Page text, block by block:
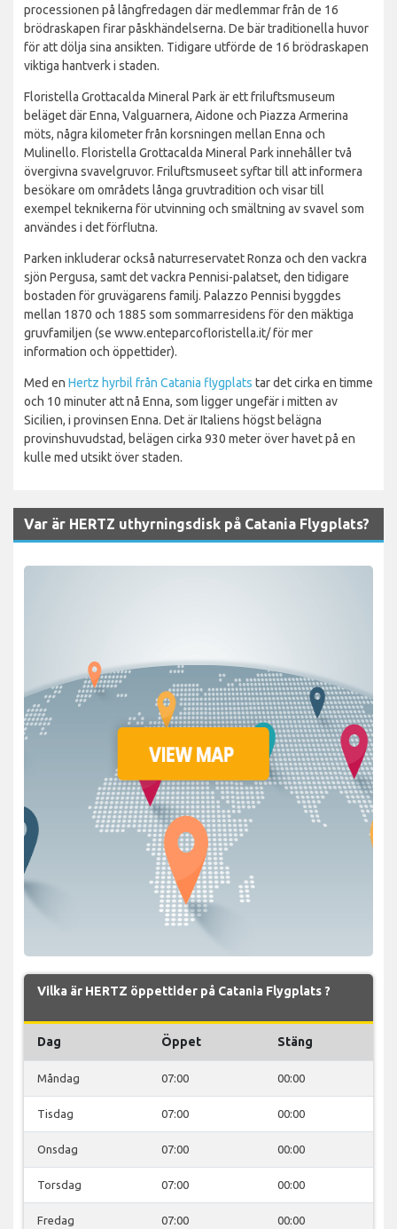
processionen på långfredagen där medlemmar från de 16
brödraskapen firar påskhändelserna. De bär traditionella huvor
för att dölja sina ansikten. Tidigare utförde de 16 brödraskapen
viktiga hantverk i staden.
Floristella Grottacalda Mineral Park är ett friluftsmuseum
beläget där Enna, Valguarnera, Aidone och Piazza Armerina
möts, några kilometer från korsningen mellan Enna och
Mulinello. Floristella Grottacalda Mineral Park innehåller två
övergivna svavelgruvor. Friluftsmuseet syftar till att informera
besökare om områdets långa gruvtradition och visar till
exempel teknikerna för utvinning och smältning av svavel som
användes i det förflutna.
Parken inkluderar också naturreservatet Ronza och den vackra
sjön Pergusa, samt det vackra Pennisi-palatset, den tidigare
bostaden för gruvägarens familj. Palazzo Pennisi byggdes
mellan 1870 och 1885 som sommarresidens för den mäktiga
gruvfamiljen (se www.enteparcofloristella.it/ för mer
information och öppettider).
Med en Hertz hyrbil från Catania flygplats tar det cirka en timme
och 10 minuter att nå Enna, som ligger ungefär i mitten av
Sicilien, i provinsen Enna. Det är Italiens högst belägna
provinshuvudstad, belägen cirka 930 meter över havet på en
kulle med utsikt över staden.
Var är HERTZ uthyrningsdisk på Catania Flygplats?
Vilka är HERTZ öppettider på Catania Flygplats ?
Dag Öppet Stäng
Måndag 07:00 00:00
Tisdag 07:00 00:00
Onsdag 07:00 00:00
Torsdag 07:00 00:00
Fredag 07:00 00:00